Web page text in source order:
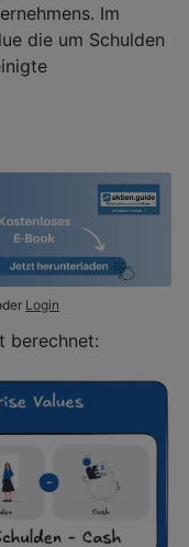
Im
die um Schulden
Login
berechnet: